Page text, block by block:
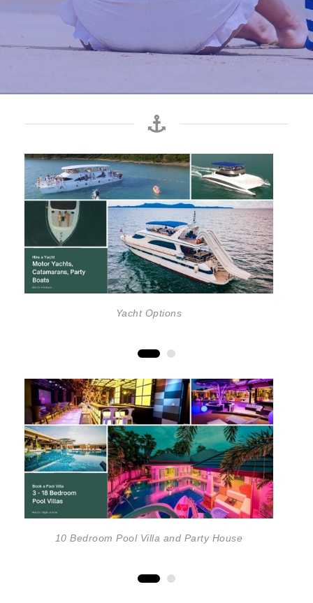
Yacht Options
10 Bedroom Pool Villa and Party House